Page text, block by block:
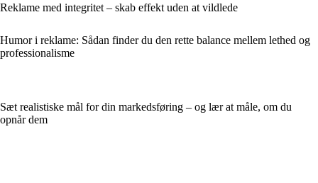
Reklame med integritet – skab effekt uden at vildlede
Humor i reklame: Sådan finder du den rette balance mellem lethed og
professionalisme
Sæt realistiske mål for din markedsføring – og lær at måle, om du
opnår dem